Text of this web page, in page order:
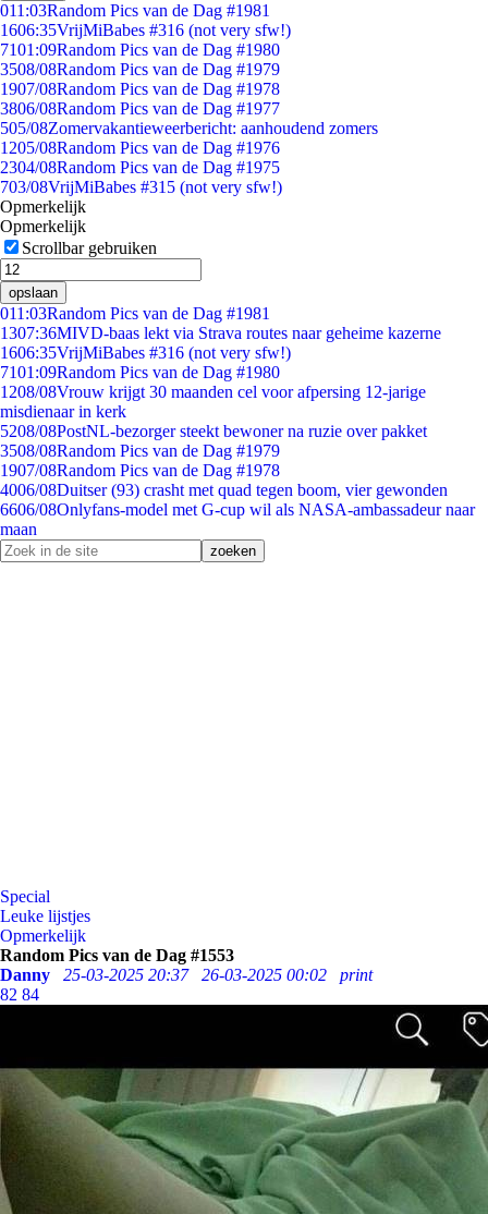
011:03Random Pics van de Dag #1981
1606:35VrijMiBabes #316 (not very sfw!)
7101:09Random Pics van de Dag #1980
3508/08Random Pics van de Dag #1979
1907/08Random Pics van de Dag #1978
3806/08Random Pics van de Dag #1977
505/08Zomervakantieweerbericht: aanhoudend zomers
1205/08Random Pics van de Dag #1976
2304/08Random Pics van de Dag #1975
703/08VrijMiBabes #315 (not very sfw!)
Opmerkelijk
Opmerkelijk
Scrollbar gebruiken
opslaan
011:03Random Pics van de Dag #1981
1307:36MIVD-baas lekt via Strava routes naar geheime kazerne
1606:35VrijMiBabes #316 (not very sfw!)
7101:09Random Pics van de Dag #1980
1208/08Vrouw krijgt 30 maanden cel voor afpersing 12-jarige
misdienaar in kerk
5208/08PostNL-bezorger steekt bewoner na ruzie over pakket
3508/08Random Pics van de Dag #1979
1907/08Random Pics van de Dag #1978
4006/08Duitser (93) crasht met quad tegen boom, vier gewonden
6606/08Onlyfans-model met G-cup wil als NASA-ambassadeur naar
maan
Special
Leuke lijstjes
Opmerkelijk
Random Pics van de Dag #1553
Danny
25-03-2025 20:37 26-03-2025 00:02
print
82 84